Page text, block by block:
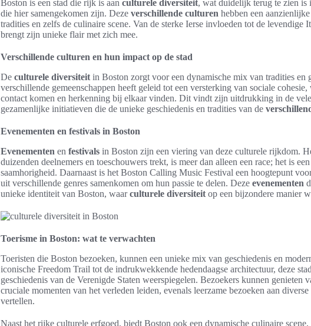
Boston is een stad die rijk is aan culturele diversiteit, wat duidelijk terug te zien is
die hier samengekomen zijn. Deze verschillende culturen hebben een aanzienlijke
tradities en zelfs de culinaire scene. Van de sterke Ierse invloeden tot de levendige
brengt zijn unieke flair met zich mee.
Verschillende culturen en hun impact op de stad
De culturele diversiteit in Boston zorgt voor een dynamische mix van tradities en
verschillende gemeenschappen heeft geleid tot een versterking van sociale
contact komen en herkenning bij elkaar vinden. Dit vindt zijn uitdrukking in de
gezamenlijke initiatieven die de unieke geschiedenis en tradities van de
Evenementen en festivals in Boston
Evenementen en festivals in Boston zijn een viering van deze culturele rijkdom.
duizenden deelnemers en toeschouwers trekt, is meer dan alleen een race; het is
saamhorigheid. Daarnaast is het Boston Calling Music Festival een hoogtepunt
uit verschillende genres samenkomen om hun passie te delen. Deze evenementen
unieke identiteit van Boston, waarculturele diversiteit op een bijzondere manier
Toerisme in Boston: wat te verwachten
Toeristen die Boston bezoeken, kunnen een unieke mix van geschiedenis en
iconische Freedom Trail tot de indrukwekkende hedendaagse architectuur, deze
geschiedenis van de Verenigde Staten weerspiegelen. Bezoekers kunnen genieten
cruciale momenten van het verleden leiden, evenals leerzame bezoeken aan diverse
vertellen.
Naast het rijke culturele erfgoed, biedt Boston ook een dynamische culinaire